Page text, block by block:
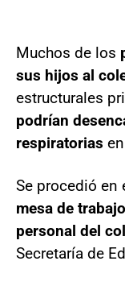
Muchos de los
sus hijos al
estructurales
podrían
respiratorias
Se procedió en
mesa de
personal del
Secretaría de